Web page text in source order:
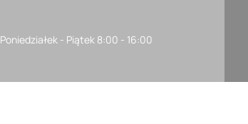
Poniedziałek - Piątek 8:00 - 16:00